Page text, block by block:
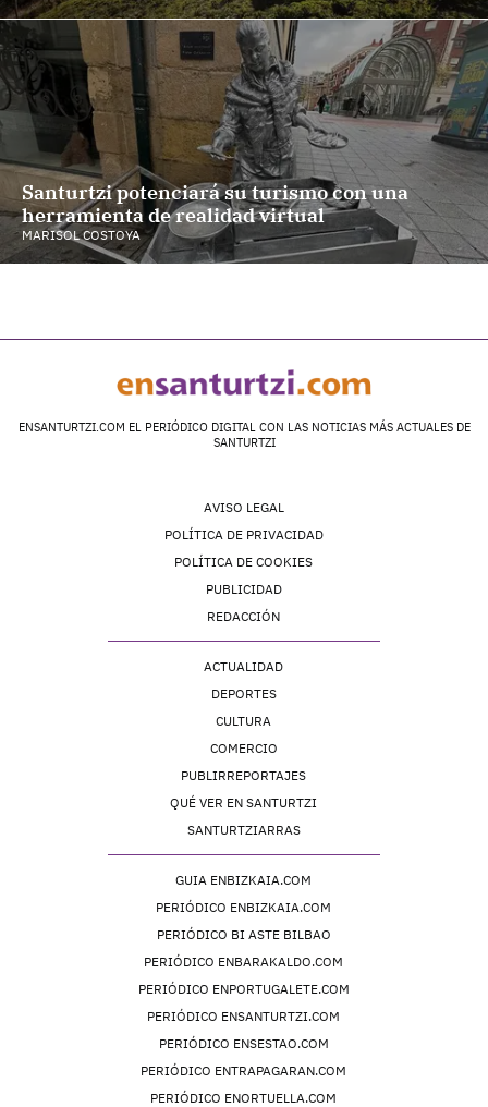
Santurtzi potenciará su turismo con una
herramienta de realidad virtual
MARISOL COSTOYA
ENSANTURTZI.COM EL PERIÓDICO DIGITAL CON LAS NOTICIAS MÁS ACTUALES DE
SANTURTZI
AVISO LEGAL
POLÍTICA DE PRIVACIDAD
POLÍTICA DE COOKIES
PUBLICIDAD
REDACCIÓN
ACTUALIDAD
DEPORTES
CULTURA
COMERCIO
PUBLIRREPORTAJES
QUÉ VER EN SANTURTZI
SANTURTZIARRAS
GUIA ENBIZKAIA.COM
PERIÓDICO ENBIZKAIA.COM
PERIÓDICO BI ASTE BILBAO
PERIÓDICO ENBARAKALDO.COM
PERIÓDICO ENPORTUGALETE.COM
PERIÓDICO ENSANTURTZI.COM
PERIÓDICO ENSESTAO.COM
PERIÓDICO ENTRAPAGARAN.COM
PERIÓDICO ENORTUELLA.COM